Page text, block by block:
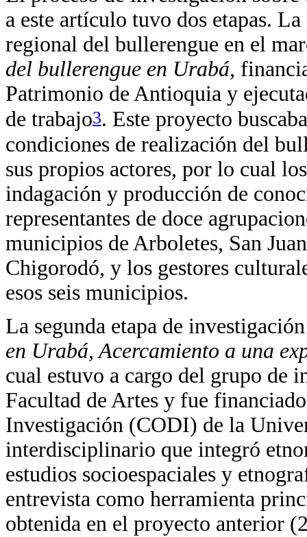
a este artículo tuvo dos etapas.
regional del bullerengue en el
del bullerengue en Urabá,
Patrimonio de Antioquia y
de trabajo3. Este proyecto
condiciones de realización del
sus propios actores, por lo cual
indagación y producción de
representantes de doce
municipios de Arboletes, San
Chigorodó, y los gestores
esos seis municipios.
La segunda etapa de
en Urabá, Acercamiento a una
cual estuvo a cargo del grupo de
Facultad de Artes y fue
Investigación (CODI) de la
interdisciplinario que integró
estudios socioespaciales y
entrevista como herramienta
obtenida en el proyecto anterior